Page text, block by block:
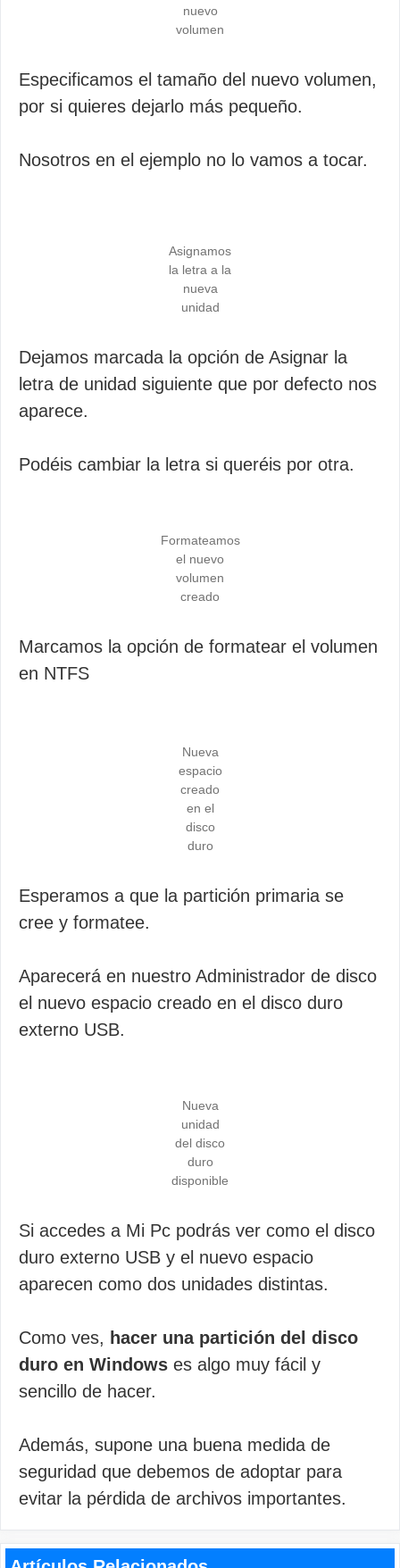
nuevo
volumen
Especificamos el tamaño del nuevo volumen,
por si quieres dejarlo más pequeño.
Nosotros en el ejemplo no lo vamos a tocar.
Asignamos
la letra a la
nueva
unidad
Dejamos marcada la opción de Asignar la
letra de unidad siguiente que por defecto nos
aparece.
Podéis cambiar la letra si queréis por otra.
Formateamos
el nuevo
volumen
creado
Marcamos la opción de formatear el volumen
en NTFS
Nueva
espacio
creado
en el
disco
duro
Esperamos a que la partición primaria se
cree y formatee.
Aparecerá en nuestro Administrador de disco
el nuevo espacio creado en el disco duro
externo USB.
Nueva
unidad
del disco
duro
disponible
Si accedes a Mi Pc podrás ver como el disco
duro externo USB y el nuevo espacio
aparecen como dos unidades distintas.
Como ves, hacer una partición del disco
duro en Windows es algo muy fácil y
sencillo de hacer.
Además, supone una buena medida de
seguridad que debemos de adoptar para
evitar la pérdida de archivos importantes.